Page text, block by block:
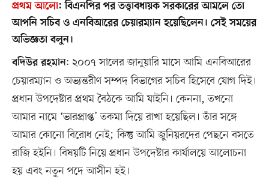
প্রথম আলো:বিএনপির পর তত্ত্বাবধায়ক সরকারের আমলে তো
আপনি সচিব ও এনবিআরের চেয়ারম্যান হয়েছিলেন। সেই সময়ের
অভিজ্ঞতা বলুন।
বদিউর রহমান: ২০০৭ সালের জানুয়ারি মাসে আমি এনবিআরের
চেয়ারম্যান ও অভ্যন্তরীণ সম্পদ বিভাগের সচিব হিসেবে যোগ দিই।
প্রধান উপদেষ্টার প্রথম বৈঠকে আমি যাইনি। কেননা, তখনো
আমার নামে ‘ভারপ্রাপ্ত’ তকমা দিয়ে রাখা হয়েছিল। তাঁর সঙ্গে
আমার কোনো বিরোধ নেই; কিন্তু আমি জুনিয়রদের পেছনে বসতে
রাজি হইনি। বিষয়টি নিয়ে প্রধান উপদেষ্টার কার্যালয়ে আলোচনা
হয় এবং নতুন পদে আসীন হই।